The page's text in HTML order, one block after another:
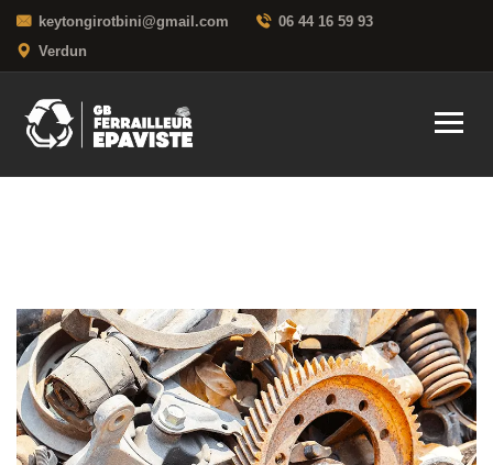
keytongirotbini@gmail.com
06 44 16 59 93
Verdun